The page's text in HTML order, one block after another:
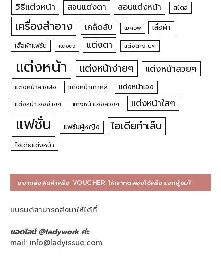
วิธีแต่งหน้า
สอนแต่งตา สอนแต่งหน้า สไตล์
เครื่องสำอาง เคล็ดลับ เมคอัพ เสื้อผ้า
เสื้อผ้าแฟชั่น แต่งตัว แต่งตา แต่งตาง่ายๆ
แต่งหน้า แต่งหน้าง่ายๆ แต่งหน้าสวยๆ
แต่งหน้าสายฝอ แต่งหน้าเกาหลี แต่งหน้าเอง
แต่งหน้าเองง่ายๆ แต่งหน้าเองสวยๆ แต่งหน้าใสๆ
แฟชั่น แฟชั่นผู้หญิง ไอเดียทำเล็บ
ไอเดียแต่งหน้า
อยากส่งสินค้าหรือ VOUCHER ให้เราทดลองใช้หรือแจกผู้ชม?
แบรนด์สามารถส่งมาให้ได้ที่
แอดไลน์ @ladywork ค่ะ
mail: info@ladyissue.com